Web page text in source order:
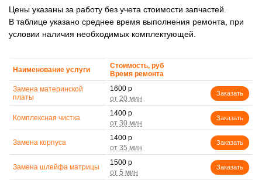
Цены указаны за работу без учета стоимости запчастей.
В таблице указано среднее время выполнения ремонта, при
условии наличия необходимых комплектующей.
Наименование услуги
Стоимость, руб
Время ремонта
Замена материнской
платы
1600 р
Заказать
Комплексная чистка
1400 р
Заказать
Замена корпуса
1400 р
Заказать
Замена шлейфа матрицы
1500 р
Заказать